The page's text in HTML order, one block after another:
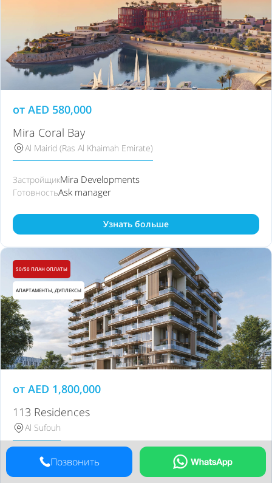
от AED 580,000
Mira Coral Bay
Al Mairid (Ras Al Khaimah Emirate)
ЗастройщикMira Developments
ГотовностьAsk manager
Узнать больше
50/50 ПЛАН ОПЛАТЫ
АПАРТАМЕНТЫ, ДУПЛЕКСЫ
от AED 1,800,000
113 Residences
Al Sufouh
ЗастройщикIman Developers
Позвонить